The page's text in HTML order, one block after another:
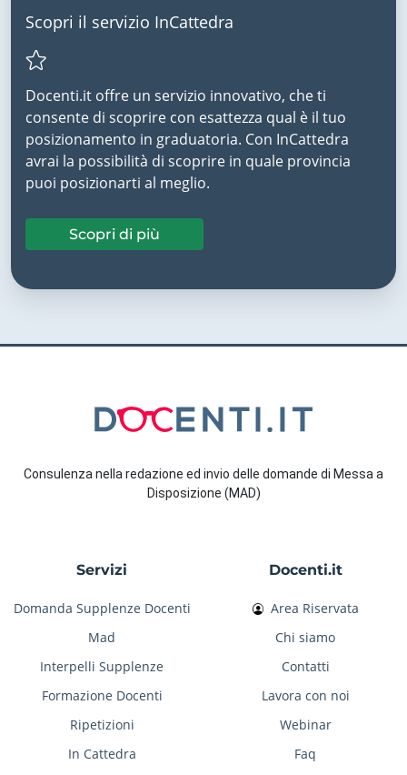
Scopri il servizio InCattedra
Docenti.it offre un servizio innovativo, che ti
consente di scoprire con esattezza qual è il tuo
posizionamento in graduatoria. Con InCattedra
avrai la possibilità di scoprire in quale provincia
puoi posizionarti al meglio.
Scopri di più
Consulenza nella redazione ed invio delle domande di Messa a
Disposizione (MAD)
Servizi
Domanda Supplenze Docenti
Mad
Interpelli Supplenze
Formazione Docenti
Ripetizioni
In Cattedra
Docenti.it
Area Riservata
Chi siamo
Contatti
Lavora con noi
Webinar
Faq